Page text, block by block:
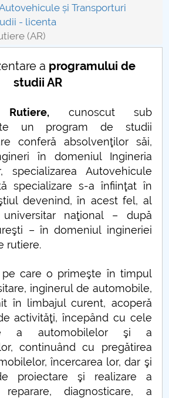
al Proiectelor
- ADMITERE
și Transporturi
- licenta
(AR)
a programului de
studii AR
cunoscut sub
un program de studii
conferă absolvenţilor săi,
în domeniul Ingineria
specializarea Autovehicule
specializare s-a înfiinţat în
devenind, în acest fel, al
naţional – după
– în domeniul ingineriei
rutiere.
pe care o primeşte în timpul
inginerul de automobile,
în limbajul curent, acoperă
activităţi, începând cu cele
a automobilelor şi a
continuând cu pregătirea
încercarea lor, dar şi
proiectare şi realizare a
diagnosticare, a